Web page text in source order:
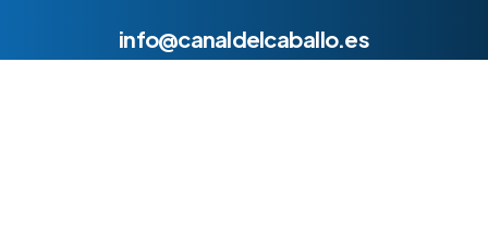
info@canaldelcaballo.es